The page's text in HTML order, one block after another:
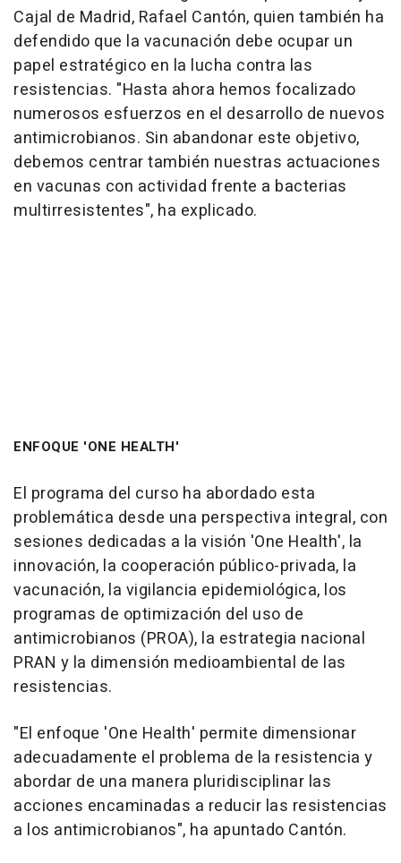
Cajal de Madrid, Rafael Cantón, quien también ha
defendido que la vacunación debe ocupar un
papel estratégico en la lucha contra las
resistencias. "Hasta ahora hemos focalizado
numerosos esfuerzos en el desarrollo de nuevos
antimicrobianos. Sin abandonar este objetivo,
debemos centrar también nuestras actuaciones
en vacunas con actividad frente a bacterias
multirresistentes", ha explicado.
ENFOQUE 'ONE HEALTH'
El programa del curso ha abordado esta
problemática desde una perspectiva integral, con
sesiones dedicadas a la visión 'One Health', la
innovación, la cooperación público-privada, la
vacunación, la vigilancia epidemiológica, los
programas de optimización del uso de
antimicrobianos (PROA), la estrategia nacional
PRAN y la dimensión medioambiental de las
resistencias.
"El enfoque 'One Health' permite dimensionar
adecuadamente el problema de la resistencia y
abordar de una manera pluridisciplinar las
acciones encaminadas a reducir las resistencias
a los antimicrobianos", ha apuntado Cantón.